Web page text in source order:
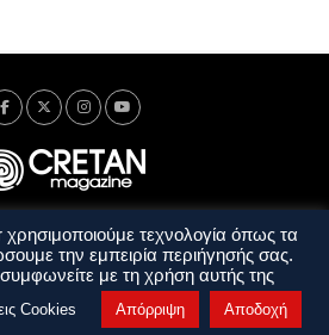
Απορρήτου
Όροι Χρήσης
και Προϋποθέσεις
τεχνολογία όπως τα
την εμπειρία περιήγησής σας.
με τη χρήση αυτής της
Cookies Απόρριψη Αποδοχή